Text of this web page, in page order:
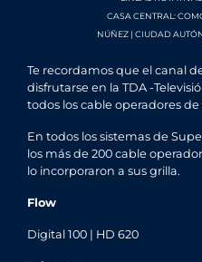
CASA CENTRAL:
NÚÑEZ | CIUDAD
Te recordamos que el canal
disfrutarse en la TDA -
todos los cable operadores
En todos los sistemas de
los más de 200 cable
lo incorporaron a sus grilla.
Flow
Digital 100 | HD 620